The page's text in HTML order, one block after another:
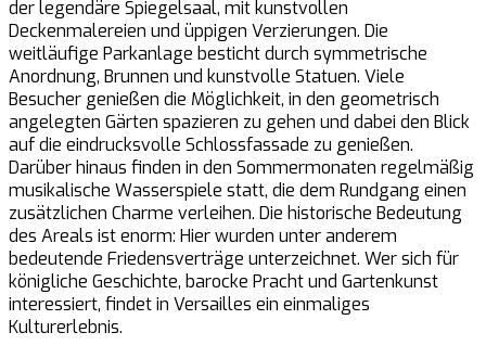
der legendäre Spiegelsaal, mit kunstvollen
Deckenmalereien und üppigen Verzierungen. Die
weitläufige Parkanlage besticht durch symmetrische
Anordnung, Brunnen und kunstvolle Statuen. Viele
Besucher genießen die Möglichkeit, in den geometrisch
angelegten Gärten spazieren zu gehen und dabei den Blick
auf die eindrucksvolle Schlossfassade zu genießen.
Darüber hinaus finden in den Sommermonaten regelmäßig
musikalische Wasserspiele statt, die dem Rundgang einen
zusätzlichen Charme verleihen. Die historische Bedeutung
des Areals ist enorm: Hier wurden unter anderem
bedeutende Friedensverträge unterzeichnet. Wer sich für
königliche Geschichte, barocke Pracht und Gartenkunst
interessiert, findet in Versailles ein einmaliges
Kulturerlebnis.